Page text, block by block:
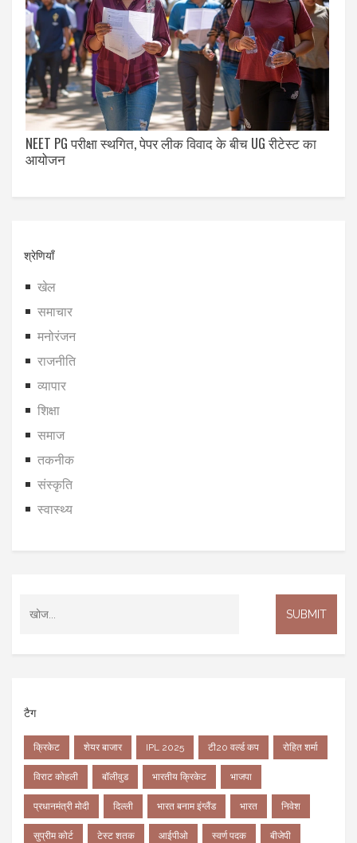
NEET PG परीक्षा स्थगित, पेपर लीक विवाद के बीच UG रीटेस्ट का
आयोजन
श्रेणियाँ
खेल
समाचार
मनोरंजन
राजनीति
व्यापार
शिक्षा
समाज
तकनीक
संस्कृति
स्वास्थ्य
टैग
क्रिकेट शेयर बाजार IPL 2025 टी20 वर्ल्ड कप रोहित शर्मा
विराट कोहली बॉलीवुड भारतीय क्रिकेट भाजपा
प्रधानमंत्री मोदी दिल्ली भारत बनाम इंग्लैंड भारत निवेश
सुप्रीम कोर्ट टेस्ट शतक आईपीओ स्वर्ण पदक बीजेपी